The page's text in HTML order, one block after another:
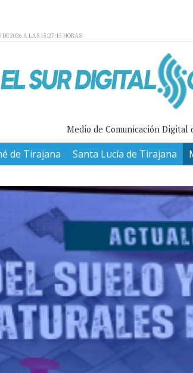
2026 A LAS 15:27:15 HORAS
Medio de Comunicación Digital
de Tirajana Santa Lucía de Tirajana